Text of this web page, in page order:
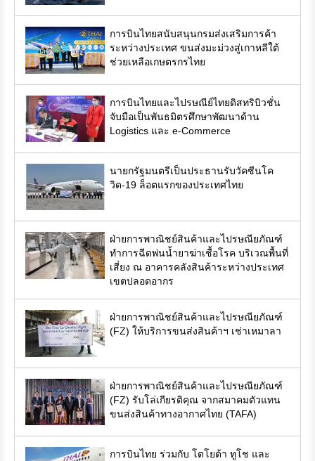
การบินไทยสนับสนุนกรมส่งเสริมการค้า
ระหว่างประเทศ ขนส่งมะม่วงสู่เกาหลีใต้
ช่วยเหลือเกษตรกรไทย
การบินไทยและไปรษณีย์ไทยดิสทริบิวชั่น
จับมือเป็นพันธมิตรศึกษาพัฒนาด้าน
Logistics และ e-Commerce
นายกรัฐมนตรีเป็นประธานรับวัคซีนโค
วิด-19 ล็อตแรกของประเทศไทย
ฝ่ายการพาณิชย์สินค้าและไปรษณียภัณฑ์
ทำการฉีดพ่นน้ำยาฆ่าเชื้อโรค บริเวณพื้นที่
เสี่ยง ณ อาคารคลังสินค้าระหว่างประเทศ
เขตปลอดอากร
ฝ่ายการพาณิชย์สินค้าและไปรษณียภัณฑ์
(FZ) ให้บริการขนส่งสินค้าฯ เช่าเหมาลา
ฝ่ายการพาณิชย์สินค้าและไปรษณียภัณฑ์
(FZ) รับโล่เกียรติคุณ จากสมาคมตัวแทน
ขนส่งสินค้าทางอากาศไทย (TAFA)
การบินไทย ร่วมกับ โตโยต้า ทูโช และ